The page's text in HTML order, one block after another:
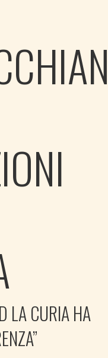
LA CURIA HA